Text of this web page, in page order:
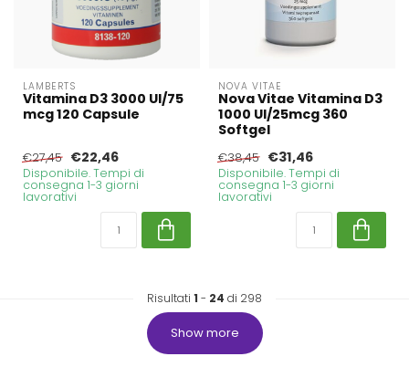
LAMBERTS
Vitamina D3 3000 UI/75
mcg 120 Capsule
€27,45 €22,46
Disponibile. Tempi di
consegna 1-3 giorni
lavorativi
NOVA VITAE
Nova Vitae Vitamina D3
1000 UI/25mcg 360
Softgel
€38,45 €31,46
Disponibile. Tempi di
consegna 1-3 giorni
lavorativi
Risultati 1 - 24 di 298
Show more